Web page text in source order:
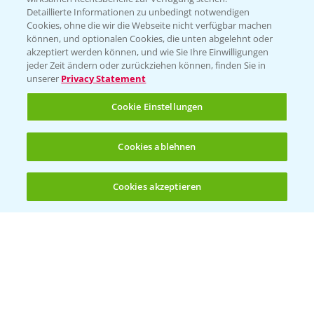
(noch 4)
Folgen Sie uns
Allgemeine Nutzungsbedingungen
Datenschutzerklärung
Impressum
Gebrauchshinweise
© Bayer CropScience Deutschland GmbH
Detaillierte Informationen zu unbedingt notwendigen
Cookies, ohne die wir die Webseite nicht verfügbar machen
können, und optionalen Cookies, die unten abgelehnt oder
akzeptiert werden können, und wie Sie Ihre Einwilligungen
jeder Zeit ändern oder zurückziehen können, finden Sie in
unserer Privacy Statement
Cookie Einstellungen
Cookies ablehnen
Cookies akzeptieren